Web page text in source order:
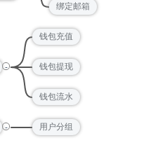
绑定邮箱
-
钱包充值
钱包提现
钱包流水
- 用户分组